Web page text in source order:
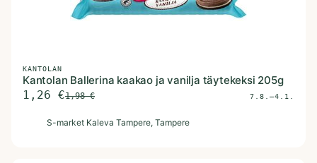
KANTOLAN
Kantolan Ballerina kaakao ja vanilja täytekeksi 205g
1,26 €1,98€ 7.8.–4.1.
S-market Kaleva Tampere, Tampere